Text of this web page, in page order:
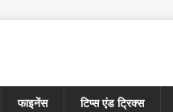
फाइनेंस टिप्स एंड ट्रिक्स